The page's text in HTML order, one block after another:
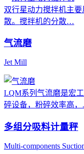
双行星动力搅拌机主
散。搅拌机的分散…
气流磨
Jet Mill
LQM系列气流磨是宏
碎设备，粉碎效率高
多组分吸料计量秤
Multi-components